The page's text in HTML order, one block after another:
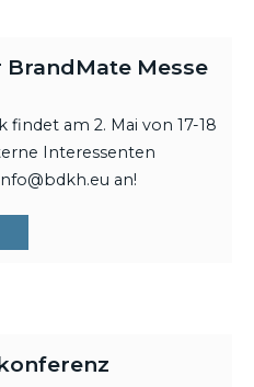
Messe
findet am 2. Mai von 17-18
Interessenten
an!